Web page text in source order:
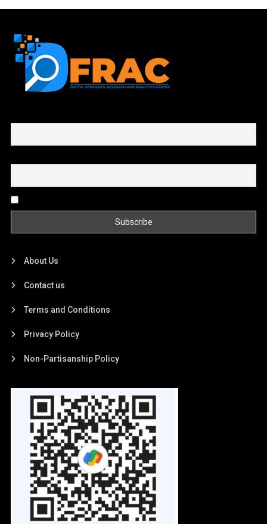
About Us
Contact us
Terms and Conditions
Privacy Policy
Non-Partisanship Policy